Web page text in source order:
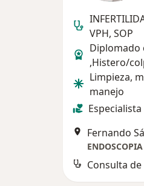
VPH, SOP
Diplomado
,Histero/
Limpieza,
manejo
Consulta